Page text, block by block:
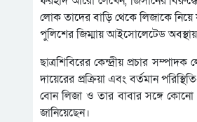
লোক তাদের বাড়ি থেকে লিজাকে
পুলিশের জিম্মায় আইসোলেটেড
ছাত্রশিবিরের কেন্দ্রীয় প্রচার
দায়েরের প্রক্রিয়া এবং বর্তমান
বোন লিজা ও তার বাবার সঙ্গে
জানিয়েছেন।